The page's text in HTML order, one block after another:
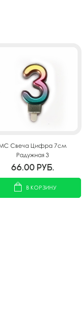
Свеча Цифра 7см
Радужная 3
66.00 руб.
В КОРЗИНУ